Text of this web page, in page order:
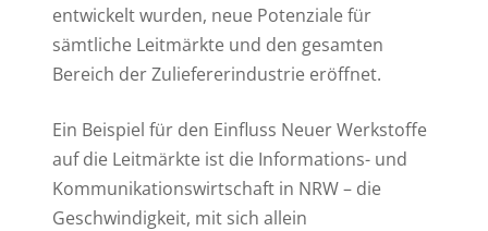
entwickelt wurden, neue Potenziale für
sämtliche Leitmärkte und den gesamten
Bereich der Zuliefererindustrie eröffnet.
Ein Beispiel für den Einfluss Neuer Werkstoffe
auf die Leitmärkte ist die Informations- und
Kommunikationswirtschaft in NRW – die
Geschwindigkeit, mit sich allein